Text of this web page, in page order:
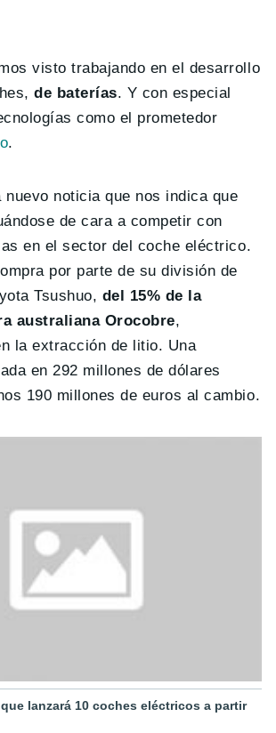
visto trabajando en el desarrollo
de baterías. Y con especial
como el prometedor
.
nuevo noticia que nos indica que
de cara a competir con
en el sector del coche eléctrico.
por parte de su división de
Tsushuo, del 15% de la
australiana Orocobre,
la extracción de litio. Una
en 292 millones de dólares
190 millones de euros al cambio.
lanzará 10 coches eléctricos a partir